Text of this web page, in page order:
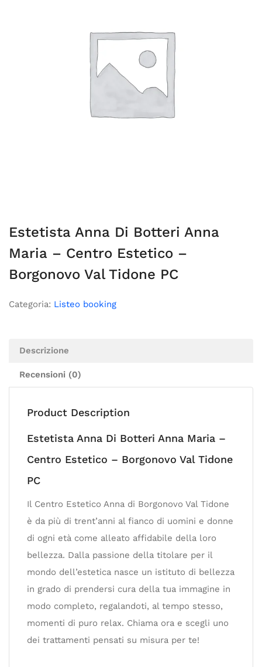
Estetista Anna Di Botteri Anna
Maria – Centro Estetico –
Borgonovo Val Tidone PC
Categoria: Listeo booking
Descrizione
Recensioni (0)
Product Description
Estetista Anna Di Botteri Anna Maria –
Centro Estetico – Borgonovo Val Tidone
PC
Il Centro Estetico Anna di Borgonovo Val Tidone
è da più di trent’anni al fianco di uomini e donne
di ogni età come alleato affidabile della loro
bellezza. Dalla passione della titolare per il
mondo dell’estetica nasce un istituto di bellezza
in grado di prendersi cura della tua immagine in
modo completo, regalandoti, al tempo stesso,
momenti di puro relax. Chiama ora e scegli uno
dei trattamenti pensati su misura per te!